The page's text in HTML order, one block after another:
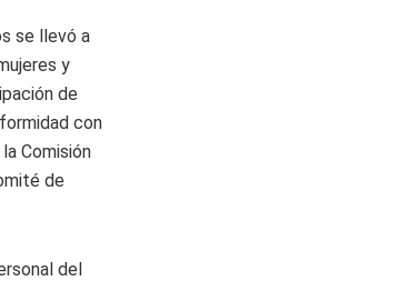
se llevó a
y
de
con
Comisión
de
del